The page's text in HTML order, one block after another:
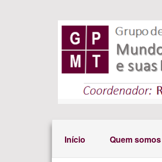
Pular para o conteúdo principal
Início Quem somos